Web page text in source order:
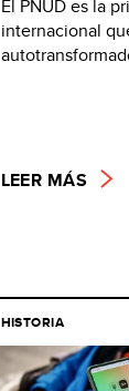
El PNUD es la
internacional
LEER MÁS
HISTORIA